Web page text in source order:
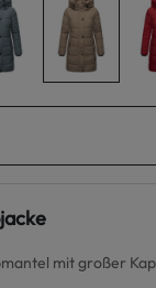
mit großer